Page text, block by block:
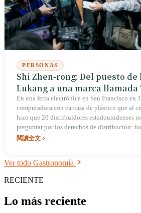
PERSONAS
Shi Zhen-rong: Del puesto de
Lukang a una marca llamada
En una feria electrónica en San Francisco en
computadora con carcasa de plástico que al
hizo que 20 distribuidores estadounidenses
preguntar por los derechos de distribución:
muchos taiwaneses tocaron una
huevos de pato y boletos de lotería
Él trazó la "curva de sonrisa" que hoy se
pararse ante la cámara para hablar de sus
閱讀全文
Ver todo Gastronomía
RECIENTE
Lo más reciente